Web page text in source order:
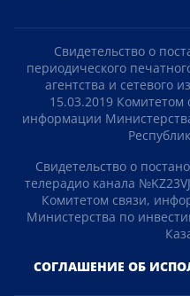
Свидетельство о
периодического
агентства и сетевого
15.03.2019
информации
Свидетельство о
телерадио канала
Комитетом связи,
Министерства по
СОГЛАШЕНИЕ ОБ